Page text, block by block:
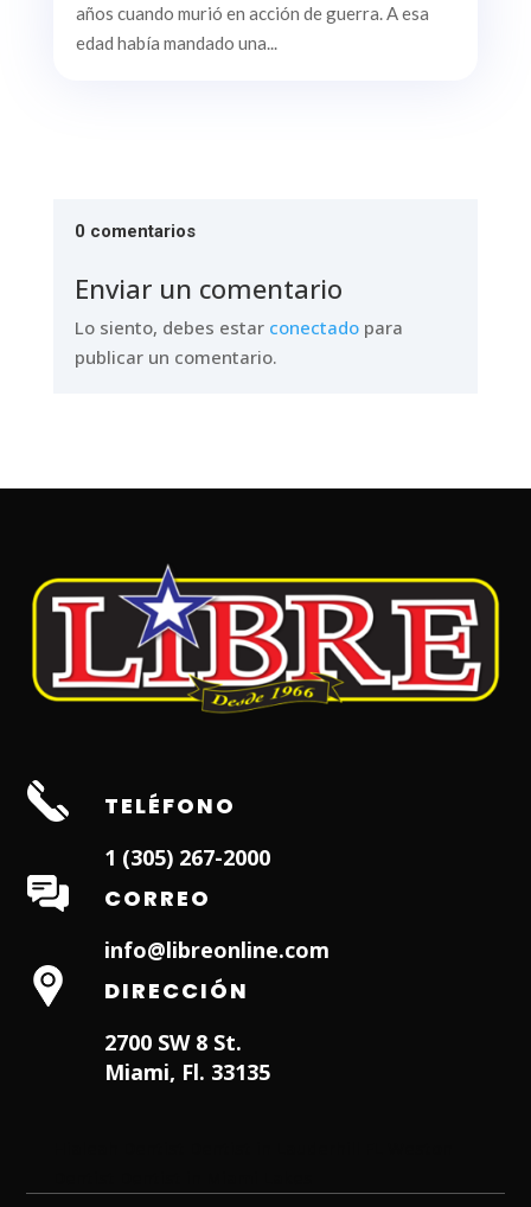
años cuando murió en acción de guerra. A esa
edad había mandado una...
0 comentarios
Enviar un comentario
Lo siento, debes estar conectadopara
publicar un comentario.
TELÉFONO
1 (305) 267-2000
CORREO
info@libreonline.com
DIRECCIÓN
2700 SW 8 St.
Miami, Fl. 33135